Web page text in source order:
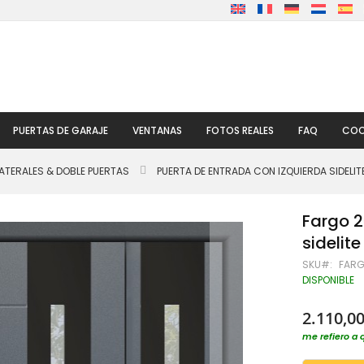
PUERTAS DE GARAJE VENTANAS FOTOS REALES FAQ
& DOBLE PUERTAS PUERTA DE ENTRADA CON IZQUIERDA
Fargo
sidelite
SKU
DISPONIBLE
me refiero a